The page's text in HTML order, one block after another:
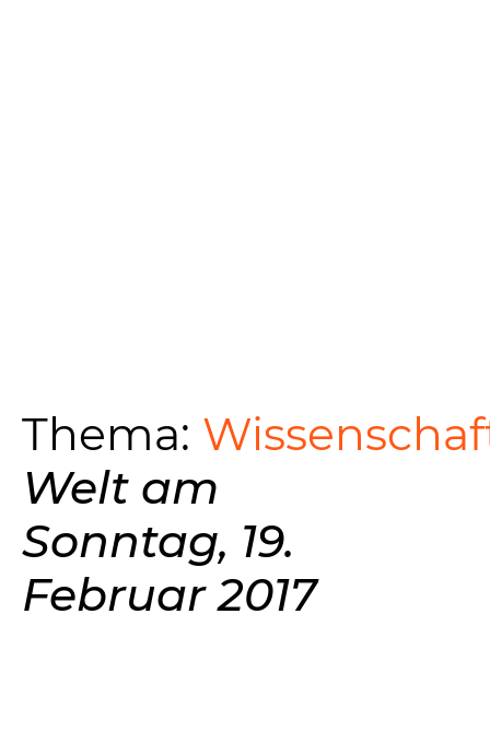
Thema:
Welt am
Sonntag, 19.
Februar 2017